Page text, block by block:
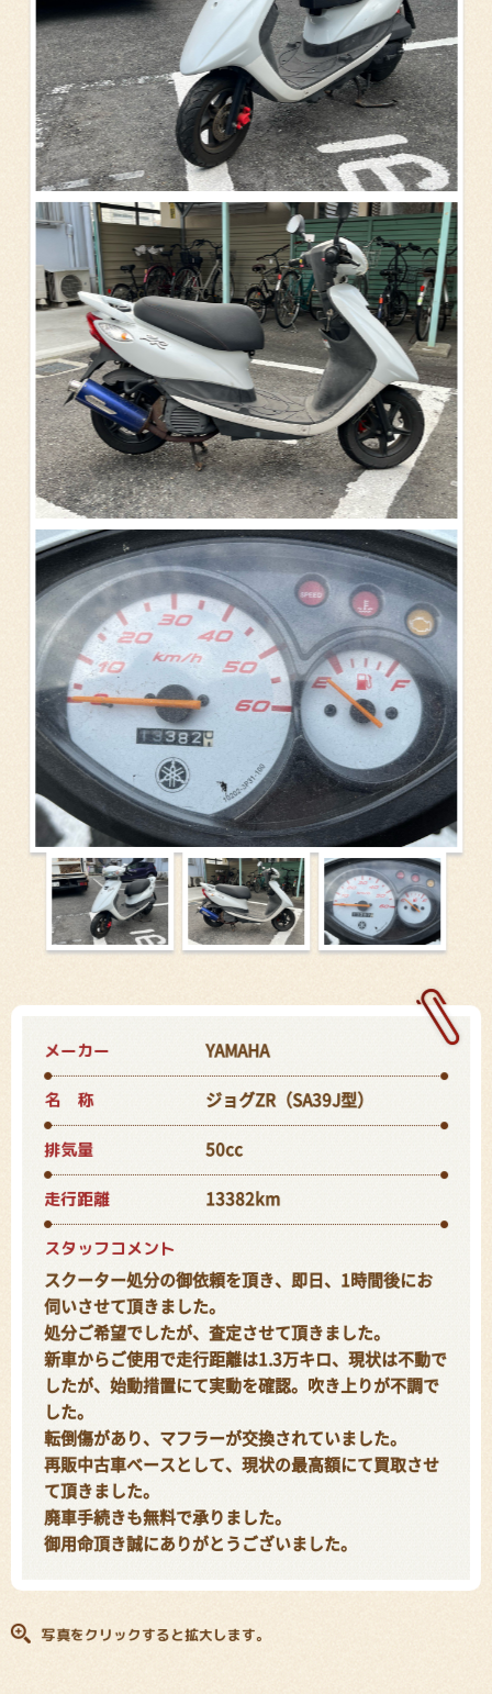
メーカー YAMAHA
名 称 ジョグZR（SA39J型）
排気量 50cc
走行距離 13382km
スタッフコメント
スクーター処分の御依頼を頂き、即日、1時間後にお
伺いさせて頂きました。
処分ご希望でしたが、査定させて頂きました。
新車からご使用で走行距離は1.3万キロ、現状は不動で
したが、始動措置にて実動を確認。吹き上りが不調で
した。
転倒傷があり、マフラーが交換されていました。
再販中古車ベースとして、現状の最高額にて買取させ
て頂きました。
廃車手続きも無料で承りました。
御用命頂き誠にありがとうございました。
写真をクリックすると拡大します。